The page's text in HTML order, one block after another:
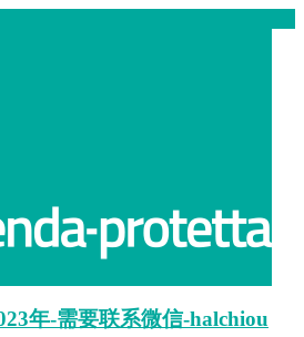
Coronavirus
年-需要联系微信-halchiou